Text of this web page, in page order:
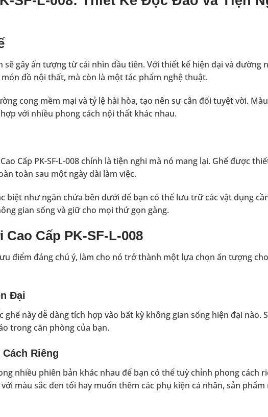
sẽ gây ấn tượng từ cái nhìn đầu tiên. Với thiết kế hiện đại và đường
đồ nội thất, mà còn là một tác phẩm nghệ thuật.
cong mềm mại và tỷ lệ hài hòa, tạo nên sự cân đối tuyệt vời.
với nhiều phong cách nội thất khác nhau.
Cấp PK-SF-L-008 chính là tiện nghi mà nó mang lại. Ghế được
toàn sau một ngày dài làm việc.
biệt như ngăn chứa bên dưới để bạn có thể lưu trữ các vật dụng
gian sống và giữ cho mọi thứ gọn gàng.
Cấp PK-SF-L-008
ưu điểm đáng chú ý, làm cho nó trở thành một lựa chọn ấn tượng
Đại
ghế này dễ dàng tích hợp vào bất kỳ không gian sống hiện đại nào.
trong căn phòng của bạn.
Riêng
nhiều phiên bản khác nhau để bạn có thể tuỳ chỉnh phong cách
màu sắc đen tối hay muốn thêm các phụ kiện cá nhân, sản phẩm